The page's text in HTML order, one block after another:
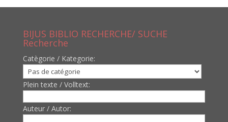
BIJUS BIBLIO RECHERCHE/ SUCHE
Recherche
Catègorie / Kategorie:
Plein texte / Volltext:
Auteur / Autor: